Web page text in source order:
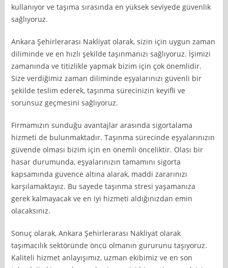
kullanıyor ve taşıma sırasında en yüksek seviyede güvenlik
sağlıyoruz.
Ankara Şehirlerarası Nakliyat olarak, sizin için uygun zaman
diliminde ve en hızlı şekilde taşınmanızı sağlıyoruz. İşimizi
zamanında ve titizlikle yapmak bizim için çok önemlidir.
Size verdiğimiz zaman diliminde eşyalarınızı güvenli bir
şekilde teslim ederek, taşınma sürecinizin keyifli ve
sorunsuz geçmesini sağlıyoruz.
Firmamızın sunduğu avantajlar arasında sigortalama
hizmeti de bulunmaktadır. Taşınma sürecinde eşyalarınızın
güvende olması bizim için en önemli önceliktir. Olası bir
hasar durumunda, eşyalarınızın tamamını sigorta
kapsamında güvence altına alarak, maddi zararınızı
karşılamaktayız. Bu sayede taşınma stresi yaşamanıza
gerek kalmayacak ve en iyi hizmeti aldığınızdan emin
olacaksınız.
Sonuç olarak, Ankara Şehirlerarası Nakliyat olarak
taşımacılık sektöründe öncü olmanın gururunu taşıyoruz.
Kaliteli hizmet anlayışımız, uzman ekibimiz ve en son